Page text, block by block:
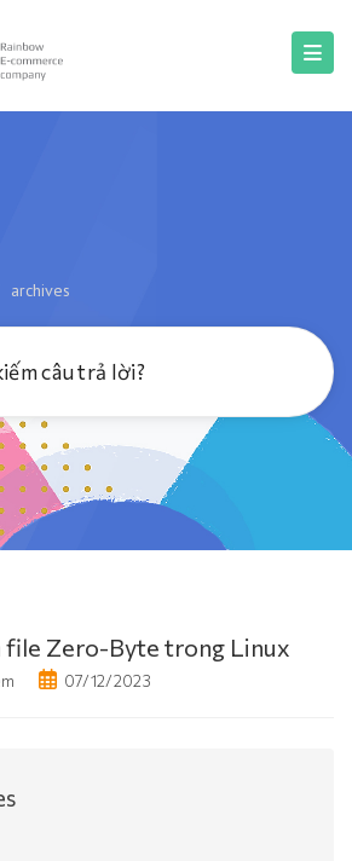
archives
file Zero-Byte trong Linux
07/12/2023